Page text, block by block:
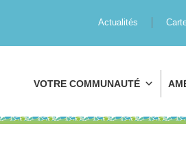
Actualités
VOTRE COMMUNAUTÉ